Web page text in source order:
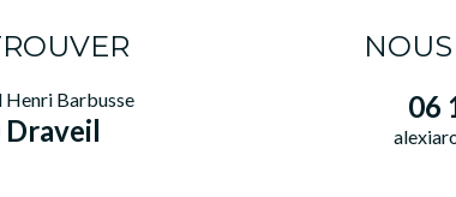
Henri Barbusse
06